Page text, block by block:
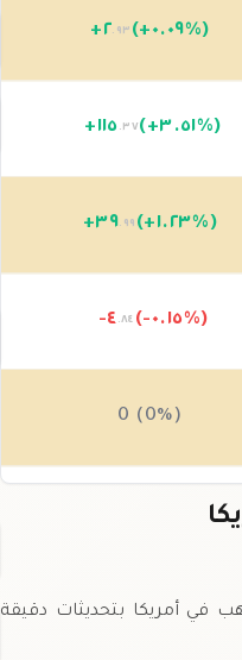
+٢ .٩٣ (+٠.٠٩%)
+١١٥ .٣٧ (+٣.٥١%)
+٣٩ .٩٩ (+١.٢٣%)
-٤ .٨٤ (-٠.١٥%)
0 (0%)
أسعار الذهب في أمريكا بتحديثات دقيقة